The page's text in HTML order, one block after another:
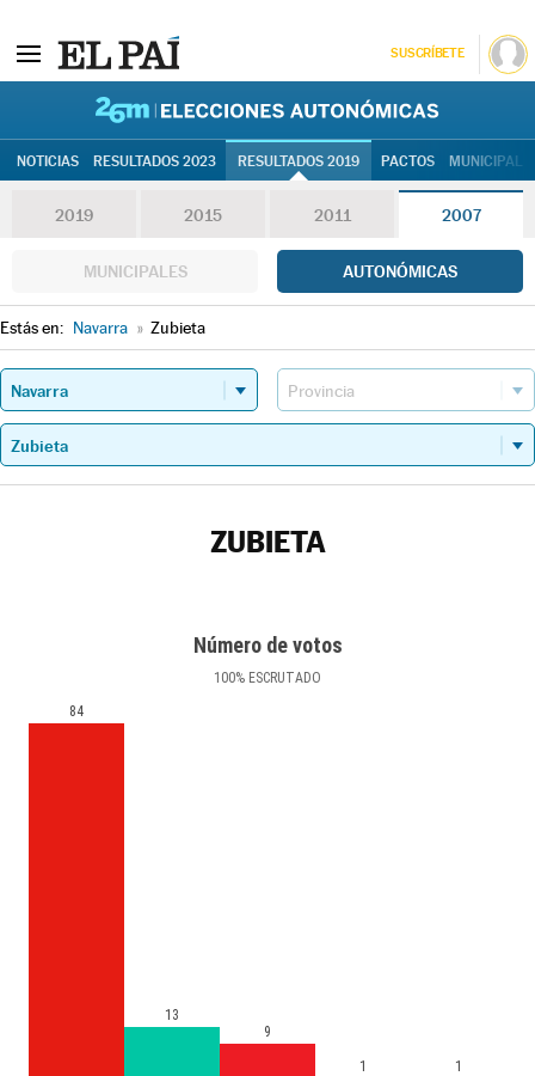
SUSCRÍBETE
NOTICIAS RESULTADOS 2023 RESULTADOS 2019 PACTOS
2019 2015 2011 2007
MUNICIPALES AUTONÓMICAS
Estás en: Navarra » Zubieta
ZUBIETA
Número de votos
100% ESCRUTADO
84
13
9
1 1